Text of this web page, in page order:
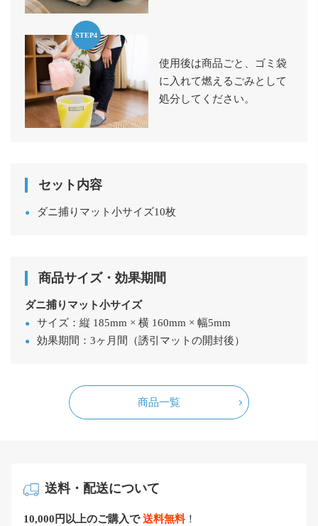
STEP4
使用後は商品ごと、ゴミ袋
に入れて燃えるごみとして
処分してください。
セット内容
ダニ捕りマット小サイズ10枚
商品サイズ・効果期間
ダニ捕りマット小サイズ
サイズ：縦 185mm × 横 160mm × 幅5mm
効果期間：3ヶ月間（誘引マットの開封後）
商品一覧
送料・配送について
10,000円以上のご購入で 送料無料！